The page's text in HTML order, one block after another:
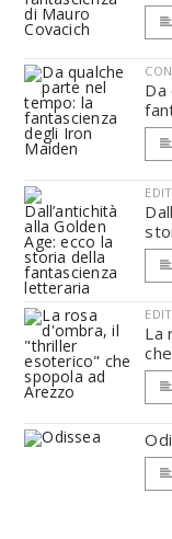
Da
La